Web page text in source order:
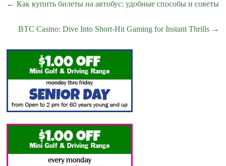
← Как купить билеты на автобус: удобные способы и советы
BTC Casino: Dive Into Short‑Hit Gaming for Instant Thrills →